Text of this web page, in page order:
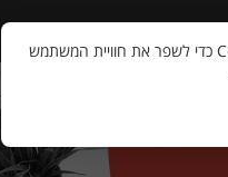
אנו משתמשים בקובצי Cookie כדי לשפר את חוויית המשתמש